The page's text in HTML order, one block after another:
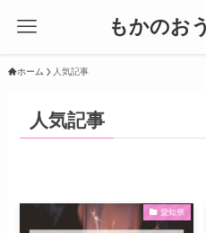
もかのお
ホーム 人気記事
人気記事
愛知県